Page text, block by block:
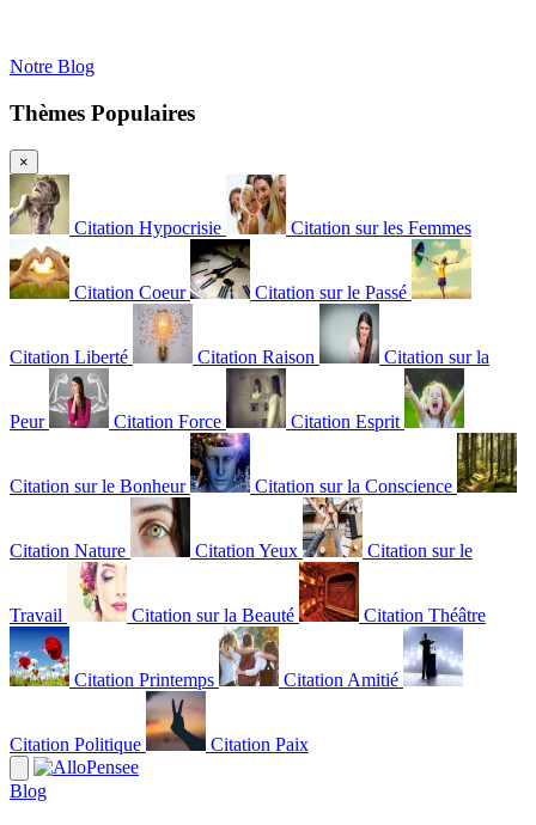
Notre Blog
Thèmes Populaires
×
Citation Hypocrisie Citation sur les Femmes
Citation Coeur Citation sur le Passé
Citation Liberté Citation Raison Citation sur la
Peur Citation Force Citation Esprit
Citation sur le Bonheur Citation sur la Conscience
Citation Nature Citation Yeux Citation sur le
Travail Citation sur la Beauté Citation Théâtre
Citation Printemps Citation Amitié
Citation Politique Citation Paix
Blog